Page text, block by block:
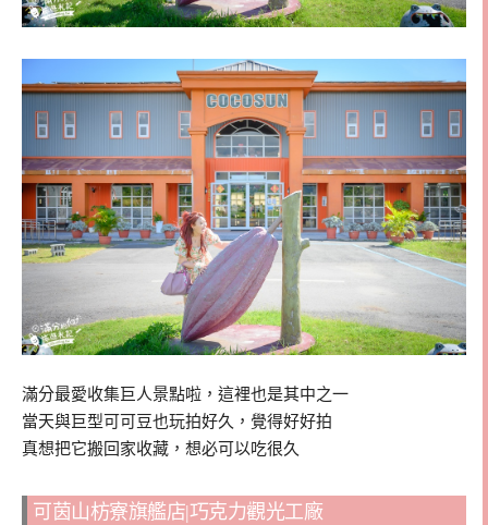
滿分最愛收集巨人景點啦，這裡也是其中之一
當天與巨型可可豆也玩拍好久，覺得好好拍
真想把它搬回家收藏，想必可以吃很久
可茵山枋寮旗艦店|巧克力觀光工廠